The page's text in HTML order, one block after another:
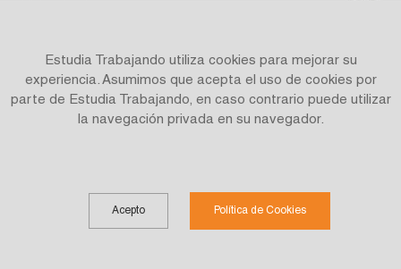
Site by
Estudia Trabajando utiliza cookies para mejorar su
experiencia. Asumimos que acepta el uso de cookies por
parte de Estudia Trabajando, en caso contrario puede utilizar
la navegación privada en su navegador.
Acepto Política de Cookies